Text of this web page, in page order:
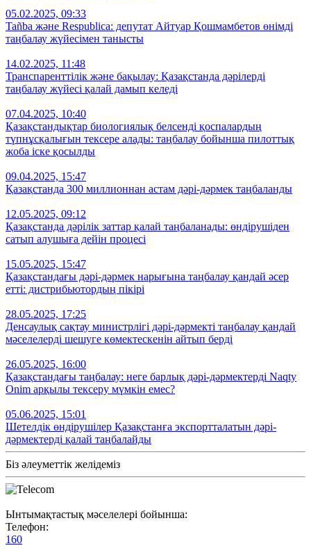
05.02.2025, 09:33
Tañba және Respublica: депутат Айтуар Қошмамбетов өнімді
таңбалау жүйесімен танысты
14.02.2025, 11:48
Транспаренттілік және бақылау: Қазақстанда дәрілерді
таңбалау жүйесі қалай дамып келеді
07.04.2025, 10:40
Қазақстандықтар биологиялық белсенді қоспалардың
түпнұсқалығын тексере алады: таңбалау бойынша пилоттық
жоба іске қосылды
09.04.2025, 15:47
Қазақстанда 300 миллионнан астам дәрі-дәрмек таңбаланды
12.05.2025, 09:12
Қазақстанда дәрілік заттар қалай таңбаланады: өндірушіден
сатып алушыға дейін процесі
15.05.2025, 15:47
Қазақстандағы дәрі-дәрмек нарығына таңбалау қандай әсер
етті: дистрибьютордың пікірі
28.05.2025, 17:25
Денсаулық сақтау министрлігі дәрі-дәрмекті таңбалау қандай
мәселелерді шешуге көмектескенін айтып берді
26.05.2025, 16:00
Қазақстандағы таңбалау: неге барлық дәрі-дәрмектерді Naqty
Onim арқылы тексеру мүмкін емес?
05.06.2025, 15:01
Шетелдік өндірушілер Қазақстанға экспортталатын дәрі-
дәрмектерді қалай таңбалайды
Біз әлеуметтік желідеміз
Ынтымақтастық мәселелері бойынша:
Телефон:
160